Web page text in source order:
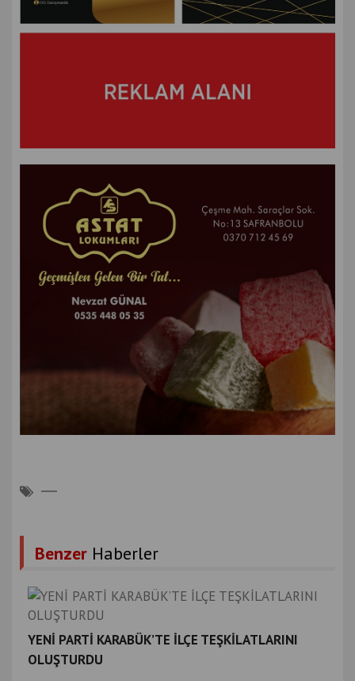
Benzer Haberler
YENİ PARTİ KARABÜK’TE İLÇE TEŞKİLATLARINI
OLUŞTURDU